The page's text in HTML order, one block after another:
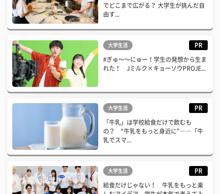
でどこまで広がる？ 大学生が挑んだ自
由す...
大学生活 PR
#ぎゅ〜〜にゅー！学生の発想から生ま
れた！ Jミルク×キョーソウPROJE...
大学生活 PR
「牛乳」は学校給食だけで飲むも
の？ “牛乳をもっと身近に”――「牛
乳でスマ...
大学生活 PR
給食だけじゃない！ 牛乳をもっと楽